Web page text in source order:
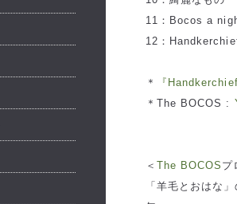
11：Bocos a
12：
＊
『
＊The BOCOS :
＜The BOCOS プ
「羊毛とおはな